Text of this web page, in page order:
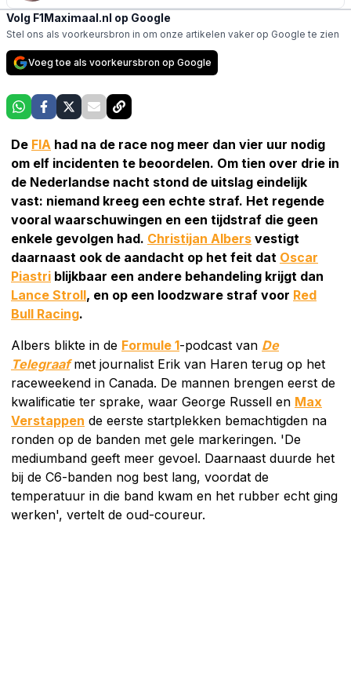
Volg F1Maximaal.nl op Google
Stel ons als voorkeursbron in om onze artikelen vaker op Google te zien
Voeg toe als voorkeursbron op Google
De FIA had na de race nog meer dan vier uur nodig
om elf incidenten te beoordelen. Om tien over drie in
de Nederlandse nacht stond de uitslag eindelijk
vast: niemand kreeg een echte straf. Het regende
vooral waarschuwingen en een tijdstraf die geen
enkele gevolgen had. Christijan Albers vestigt
daarnaast ook de aandacht op het feit dat Oscar
Piastri blijkbaar een andere behandeling krijgt dan
Lance Stroll, en op een loodzware straf voor Red
Bull Racing.
Albers blikte in de Formule 1-podcast van De
Telegraaf met journalist Erik van Haren terug op het
raceweekend in Canada. De mannen brengen eerst de
kwalificatie ter sprake, waar George Russell en Max
Verstappen de eerste startplekken bemachtigden na
ronden op de banden met gele markeringen. 'De
mediumband geeft meer gevoel. Daarnaast duurde het
bij de C6-banden nog best lang, voordat de
temperatuur in die band kwam en het rubber echt ging
werken', vertelt de oud-coureur.